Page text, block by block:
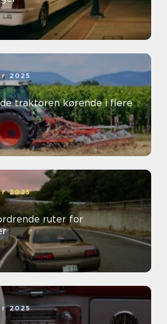
2025
traktoren kørende i flere
2025
ruter for
2025